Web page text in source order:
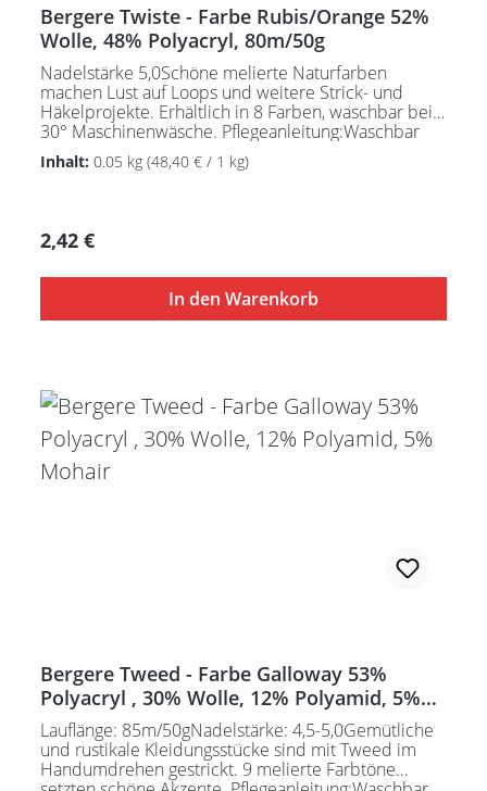
Bergere Twiste - Farbe Rubis/Orange 52%
Wolle, 48% Polyacryl, 80m/50g
Nadelstärke 5,0Schöne melierte Naturfarben
machen Lust auf Loops und weitere Strick- und
Häkelprojekte. Erhältlich in 8 Farben, waschbar bei
30° Maschinenwäsche. Pflegeanleitung:Waschbar
bei 30°C - sehr schonend / Wolle(Wollschleudern /
nicht schleudern)
Inhalt: 0.05 kg (48,40 € / 1 kg)
Regulärer Preis:
2,42 €
In den Warenkorb
Bergere Tweed - Farbe Galloway 53%
Polyacryl , 30% Wolle, 12% Polyamid, 5%
Mohair
Lauflänge: 85m/50gNadelstärke: 4,5-5,0Gemütliche
und rustikale Kleidungsstücke sind mit Tweed im
Handumdrehen gestrickt. 9 melierte Farbtöne